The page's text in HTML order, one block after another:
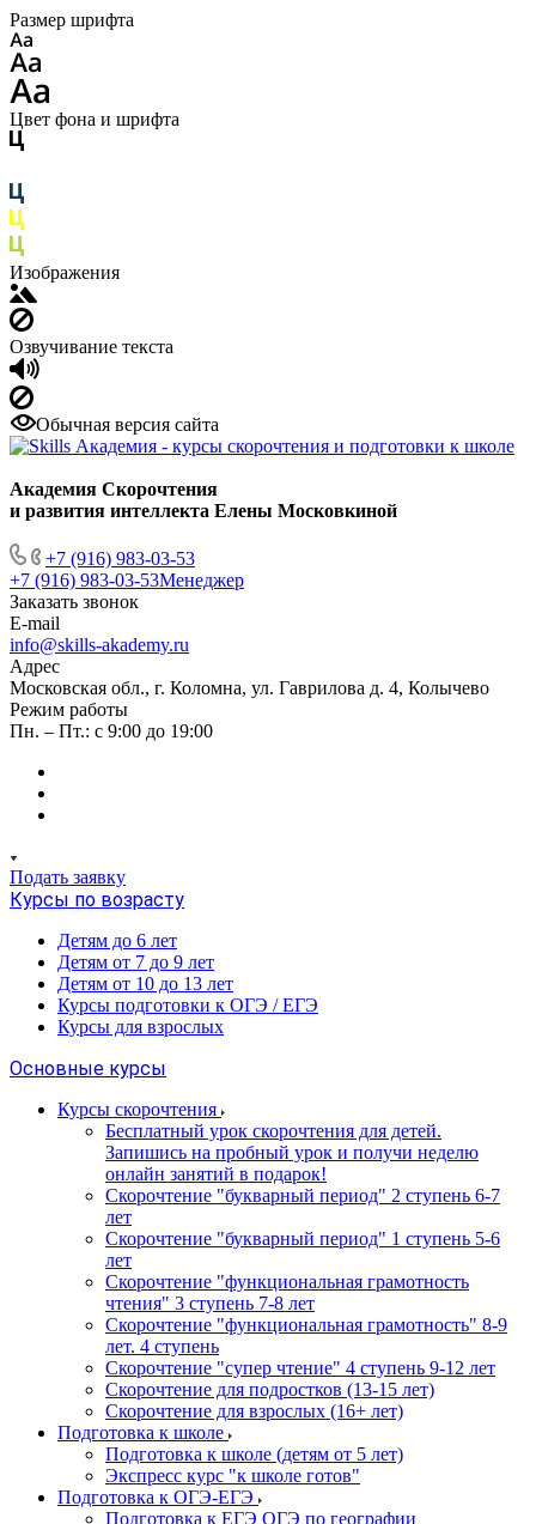
Размер шрифта
Цвет фона и шрифта
Изображения
Озвучивание текста
Обычная версия сайта
Академия Скорочтения
и развития интеллекта Елены Московкиной
+7 (916) 983-03-53
+7 (916) 983-03-53Менеджер
Заказать звонок
E-mail
info@skills-akademy.ru
Адрес
Московская обл., г. Коломна, ул. Гаврилова д. 4, Колычево
Режим работы
Пн. – Пт.: с 9:00 до 19:00
Подать заявку
Курсы по возрасту
Детям до 6 лет
Детям от 7 до 9 лет
Детям от 10 до 13 лет
Курсы подготовки к ОГЭ / ЕГЭ
Курсы для взрослых
Основные курсы
Курсы скорочтения
Бесплатный урок скорочтения для детей.
Запишись на пробный урок и получи неделю
онлайн занятий в подарок!
Cкорочтение "букварный период" 2 ступень 6-7
лет
Скорочтение "букварный период" 1 ступень 5-6
лет
Скорочтение "функциональная грамотность
чтения" 3 ступень 7-8 лет
Скорочтение "функциональная грамотность" 8-9
лет. 4 ступень
Скорочтение "супер чтение" 4 ступень 9-12 лет
Скорочтение для подростков (13-15 лет)
Cкорочтение для взрослых (16+ лет)
Подготовка к школе
Подготовка к школе (детям от 5 лет)
Экспресс курс "к школе готов"
Подготовка к ОГЭ-ЕГЭ
Подготовка к ЕГЭ ОГЭ по географии